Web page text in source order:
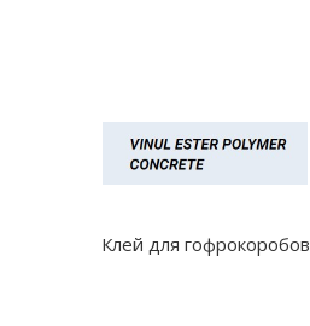
Клей для гофрокоробов